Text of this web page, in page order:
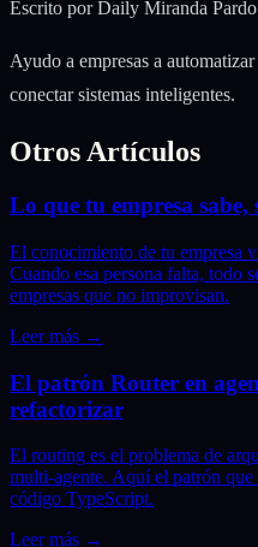
Escrito por Daily Miranda Pardo
Ayudo a empresas a
conectar sistemas inteligentes.
Otros Artículos
Lo que tu empresa sabe,
El conocimiento de tu empresa
Cuando esa persona falta, todo
empresas que no improvisan.
Leer más →
El patrón Router en
refactorizar
El routing es el problema de
multi-agente. Aquí el patrón
código TypeScript.
Leer más →